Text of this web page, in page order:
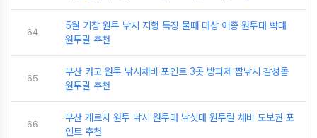
64
5월 기장 원투 낚시 지형 특징 물때 대상 어종 원투대 빡대
원투릴 추천
65
부산 카고 원투 낚시채비 포인트 3곳 방파제 짬낚시 감성돔
원투릴 추천
66
부산 게르치 원투 낚시 원투대 낚싯대 원투릴 채비 도보권 포
인트 추천